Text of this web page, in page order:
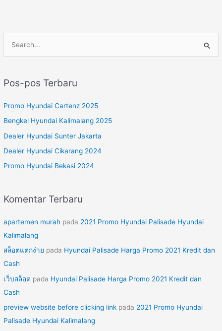
i
u
k
:
Pos-pos Terbaru
Promo Hyundai Cartenz 2025
Bengkel Hyundai Kalimalang 2025
Dealer Hyundai Sunter Jakarta
Dealer Hyundai Cikarang 2024
Promo Hyundai Bekasi 2024
Komentar Terbaru
apartemen murah pada 2021 Promo Hyundai Palisade Hyundai
Kalimalang
สล็อตแตกง่าย pada Hyundai Palisade Harga Promo 2021 Kredit dan
Cash
เว็บสล็อต pada Hyundai Palisade Harga Promo 2021 Kredit dan
Cash
preview website before clicking link pada 2021 Promo Hyundai
Palisade Hyundai Kalimalang